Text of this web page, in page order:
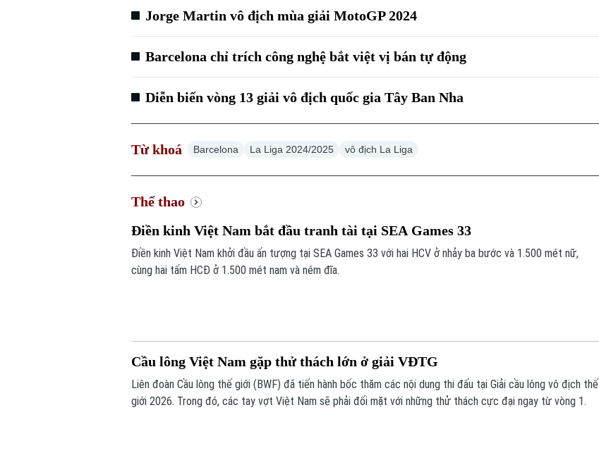
Jorge Martin vô địch mùa giải MotoGP 2024
Barcelona chỉ trích công nghệ bắt việt vị bán tự động
Diễn biến vòng 13 giải vô địch quốc gia Tây Ban Nha
Từ khoá Barcelona La Liga 2024/2025 vô địch La Liga
Thể thao
Điền kinh Việt Nam bắt đầu tranh tài tại SEA Games 33
Điền kinh Việt Nam khởi đầu ấn tượng tại SEA Games 33 với hai HCV ở nhảy ba bước và 1.500 mét nữ,
cùng hai tấm HCĐ ở 1.500 mét nam và ném đĩa.
Cầu lông Việt Nam gặp thử thách lớn ở giải VĐTG
Liên đoàn Cầu lông thế giới (BWF) đã tiến hành bốc thăm các nội dung thi đấu tại Giải cầu lông vô địch thế
giới 2026. Trong đó, các tay vợt Việt Nam sẽ phải đối mặt với những thử thách cực đại ngay từ vòng 1.